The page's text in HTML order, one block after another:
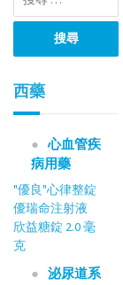
西藥
心血管疾
病用藥
"優良"心律整錠
優瑞命注射液
欣益糖錠 2.0 毫
克
泌尿道系